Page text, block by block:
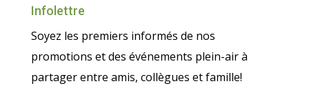
Infolettre
Soyez les premiers informés de nos
promotions et des événements plein-air à
partager entre amis, collègues et famille!